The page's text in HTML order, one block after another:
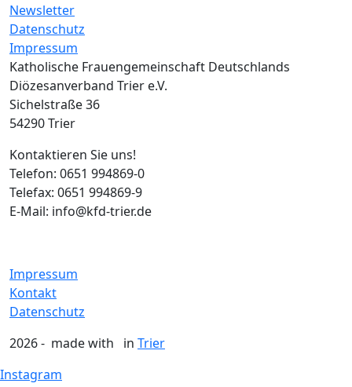
Newsletter
Datenschutz
Impressum
Katholische Frauengemeinschaft Deutschlands
Diözesanverband Trier e.V.
Sichelstraße 36
54290 Trier
Kontaktieren Sie uns!
Telefon: 0651 994869-0
Telefax: 0651 994869-9
E-Mail: info@kfd-trier.de
Impressum
Kontakt
Datenschutz
2026 - made with
in Trier
Instagram